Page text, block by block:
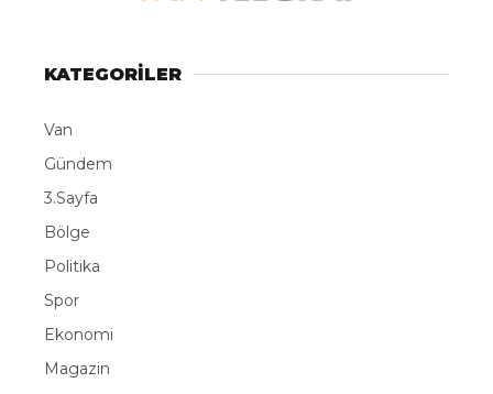
KATEGORİLER
Van
Gündem
3.Sayfa
Bölge
Politika
Spor
Ekonomi
Magazin